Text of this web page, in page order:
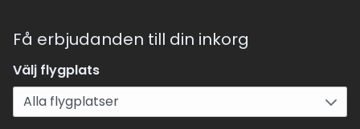
Få erbjudanden till din inkorg
Välj flygplats